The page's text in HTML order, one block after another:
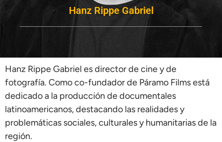
Hanz Rippe Gabriel
Hanz Rippe Gabriel es director de cine y de
fotografía. Como co-fundador de Páramo Films está
dedicado a la producción de documentales
latinoamericanos, destacando las realidades y
problemáticas sociales, culturales y humanitarias de la
región.